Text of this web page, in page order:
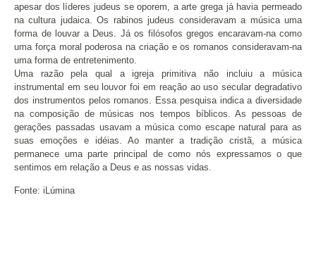
apesar dos líderes judeus se oporem, a arte grega já havia permeado
na cultura judaica. Os rabinos judeus consideravam a música uma
forma de louvar a Deus. Já os filósofos gregos encaravam-na como
uma força moral poderosa na criação e os romanos consideravam-na
uma forma de entretenimento.
Uma razão pela qual a igreja primitiva não incluiu a música
instrumental em seu louvor foi em reação ao uso secular degradativo
dos instrumentos pelos romanos. Essa pesquisa indica a diversidade
na composição de músicas nos tempos bíblicos. As pessoas de
gerações passadas usavam a música como escape natural para as
suas emoções e idéias. Ao manter a tradição cristã, a música
permanece uma parte principal de como nós expressamos o que
sentimos em relação a Deus e as nossas vidas.
Fonte: iLúmina